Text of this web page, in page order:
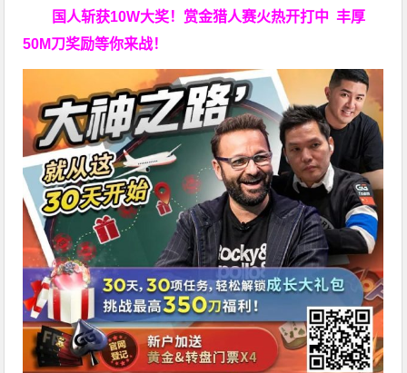
国人斩获10W大奖！ 赏金猎人赛火热开打中 丰厚
50M刀奖励等你来战！